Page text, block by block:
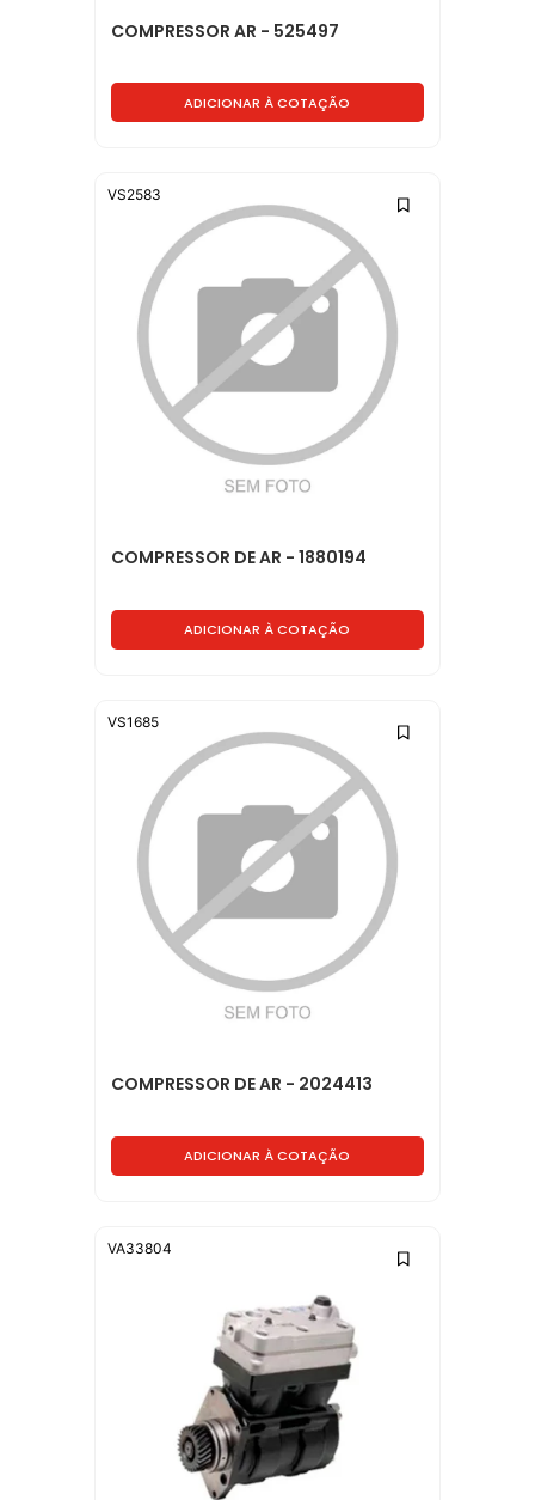
COMPRESSOR AR - 525497
ADICIONAR À COTAÇÃO
COMPRESSOR DE AR - 1880194
ADICIONAR À COTAÇÃO
VS2583
COMPRESSOR DE AR - 2024413
ADICIONAR À COTAÇÃO
VS1685
VA33804